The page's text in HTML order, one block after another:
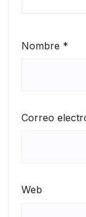
Nombre *
Correo
Web